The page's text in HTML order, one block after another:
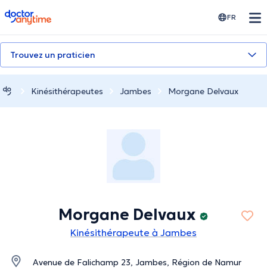
doctoranytime FR
Trouvez un praticien
Kinésithérapeutes Jambes Morgane Delvaux
Morgane Delvaux
Kinésithérapeute à Jambes
Avenue de Falichamp 23, Jambes, Région de Namur